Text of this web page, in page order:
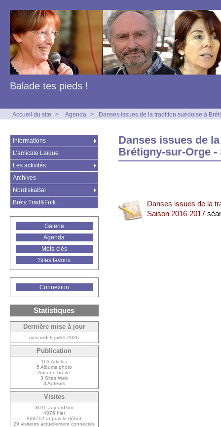
Balade tes pieds !
Accueil du site > Agenda > Danses issues de la tradition suédoise à
Danses issues de
Brétigny-sur-Orge -
Danses issues de la
Saison 2016-2017
Informations
L’amicale Laïque
Les activités
Archives
NordiskaBal
Bréty Trad&Folk
Galerie
Agenda
Mots-clés
Sites favoris
Connexion
Statistiques
Dernière mise à jour
mercredi 8 juillet 2026
Publication
163 Articles
5 Albums photo
Aucune brève
3 Sites Web
3 Auteurs
Visites
3611 aujourd’hui
4076 hier
968712 depuis le début
29 visiteurs actuellement connectés